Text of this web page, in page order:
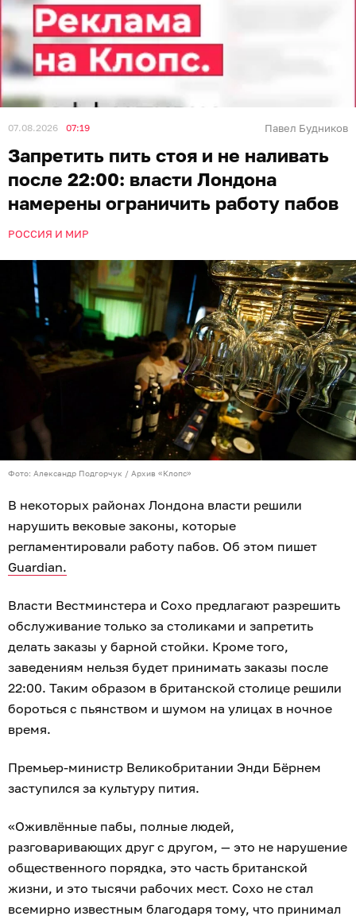
07.08.2026 07:19 Павел Будников
Запретить пить стоя и не наливать
после 22:00: власти Лондона
намерены ограничить работу пабов
РОССИЯ И МИР
Фото: Александр Подгорчук / Архив «Клопс»
В некоторых районах Лондона власти решили
нарушить вековые законы, которые
регламентировали работу пабов. Об этом пишет
Guardian.
Власти Вестминстера и Сохо предлагают разрешить
обслуживание только за столиками и запретить
делать заказы у барной стойки. Кроме того,
заведениям нельзя будет принимать заказы после
22:00. Таким образом в британской столице решили
бороться с пьянством и шумом на улицах в ночное
время.
Премьер-министр Великобритании Энди Бёрнем
заступился за культуру пития.
«Оживлённые пабы, полные людей,
разговаривающих друг с другом, — это не нарушение
общественного порядка, это часть британской
жизни, и это тысячи рабочих мест. Сохо не стал
всемирно известным благодаря тому, что принимал